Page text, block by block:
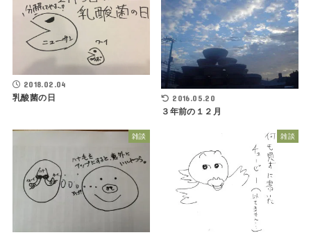
2018.02.04
乳酸菌の日 2016.05.20
３年前の１２月
雑談 雑談